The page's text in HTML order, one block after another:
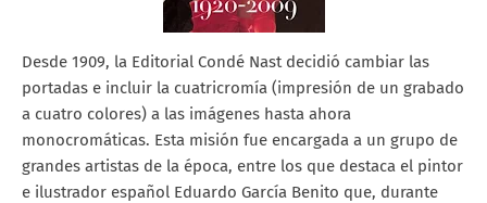
Desde 1909, la Editorial Condé Nast decidió cambiar las
portadas e incluir la cuatricromía (impresión de un grabado
a cuatro colores) a las imágenes hasta ahora
monocromáticas. Esta misión fue encargada a un grupo de
grandes artistas de la época, entre los que destaca el pintor
e ilustrador español Eduardo García Benito que, durante